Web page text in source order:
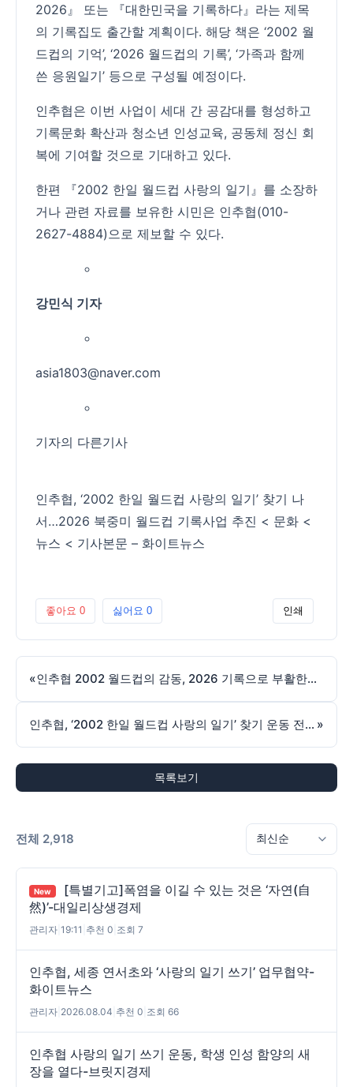
2026』 또는 『대한민국을 기록하다』라는 제목
의 기록집도 출간할 계획이다. 해당 책은 ‘2002 월
드컵의 기억’, ‘2026 월드컵의 기록’, ‘가족과 함께
쓴 응원일기’ 등으로 구성될 예정이다.
인추협은 이번 사업이 세대 간 공감대를 형성하고
기록문화 확산과 청소년 인성교육, 공동체 정신 회
복에 기여할 것으로 기대하고 있다.
한편 『2002 한일 월드컵 사랑의 일기』를 소장하
거나 관련 자료를 보유한 시민은 인추협(010-
2627-4884)으로 제보할 수 있다.
강민식 기자
asia1803@naver.com
기자의 다른기사
인추협, ‘2002 한일 월드컵 사랑의 일기’ 찾기 나
서…2026 북중미 월드컵 기록사업 추진 < 문화 <
뉴스 < 기사본문 – 화이트뉴스
좋아요 0 싫어요 0 인쇄
« 인추협 2002 월드컵의 감동, 2026 기록으로 부활한다-브릿지경제
인추협, ‘2002 한일 월드컵 사랑의 일기’ 찾기 운동 전개-행정수도뉴스 »
목록보기
전체 2,918
New
[특별기고]폭염을 이길 수 있는 것은 ‘자연(自
然)’-대일리상생경제
관리자 19:11 추천 0 조회 7
인추협, 세종 연서초와 ‘사랑의 일기 쓰기’ 업무협약-
화이트뉴스
관리자 2026.08.04 추천 0 조회 66
인추협 사랑의 일기 쓰기 운동, 학생 인성 함양의 새
장을 열다-브릿지경제